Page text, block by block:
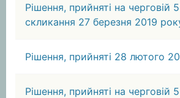
Рішення, прийняті на черговій
скликання 27 березня 2019
Рішення, прийняті 28 лютого
Рішення, прийняті на черговій